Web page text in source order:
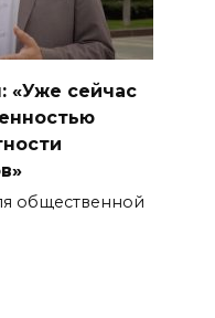
«Уже сейчас
общественной